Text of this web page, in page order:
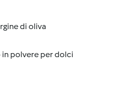
di oliva
polvere per dolci